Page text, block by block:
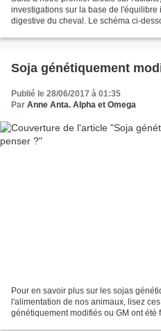
investigations sur la base de l'équilibre
digestive du cheval. Le schéma ci-
Soja génétiquement
Publié le 28/06/2017 à 01:35
Par Anne Anta. Alpha et Omega
Pour en savoir plus sur les sojas
l'alimentation de nos animaux, lisez
génétiquement modifiés ou GM ont été